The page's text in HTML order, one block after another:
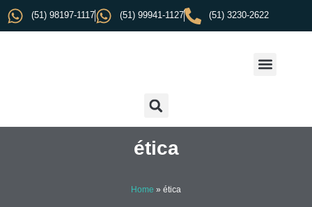
(51) 98197-1117 (51) 99941-1127 (51) 3230-2622
ética
Home » ética